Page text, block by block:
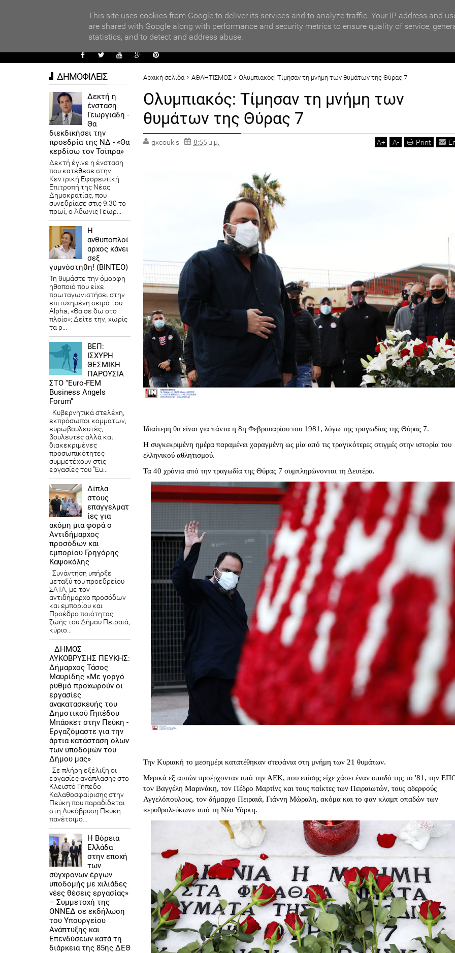
ΑΥΤΟΔΙΟΙΚΗΣΗ
Αρχική σελίδα ΑΘΛΗΤΙΣΜΟΣ Ολυμπιακός: Τίμησαν τη μνήμη των θυμάτων της Θύρας 7
Ολυμπιακός: Τίμησαν τη μνήμη των
θυμάτων της Θύρας 7
gxcoukis 8:55 μ.μ. A+ A- Print
Ιδιαίτερη θα είναι για πάντα η 8η Φεβρουαρίου του 1981, λόγω της τραγωδίας της Θύρας 7.
Η συγκεκριμένη ημέρα παραμένει χαραγμένη ως μία από τις τραγικότερες στιγμές στην ιστορία του
ελληνικού αθλητισμού.
Τα 40 χρόνια από την τραγωδία της Θύρας 7 συμπληρώνονται τη Δευτέρα.
Την Κυριακή το μεσημέρι κατατέθηκαν στεφάνια στη μνήμη των 21 θυμάτων.
Μερικά εξ αυτών προέρχονταν από την ΑΕΚ, που επίσης είχε χάσει έναν οπαδό της το '81, την
τον Βαγγέλη Μαρινάκη, τον Πέδρο Μαρτίνς και τους παίκτες των Πειραιωτών, τους αδερφούς
Αγγελόπουλους, τον δήμαρχο Πειραιά, Γιάννη Μώραλη, ακόμα και το φαν κλαμπ οπαδών των
«ερυθρολεύκων» από τη Νέα Υόρκη.
ΔΗΜΟΦΙΛΕΙΣ
Δεκτή η
ένσταση
Γεωργιάδη -
Θα
διεκδικήσει την
προεδρία της ΝΔ - «Θα
κερδίσω τον Τσίπρα»
Δεκτή έγινε η ένσταση
που κατέθεσε στην
Κεντρική Εφορευτική
Επιτροπή της Νέας
Δημοκρατίας, που
συνεδρίασε στις 9.30 το
πρωί, ο Άδωνις Γεωρ...
Η
ανθυποπλοί
αρχος κάνει
σεξ
γυμνόστηθη! (ΒΙΝΤΕΟ)
Τη θυμάστε την όμορφη
ηθοποιό που είχε
πρωταγωνιστήσει στην
επιτυχημένη σειρά του
Alpha, «Θα σε δω στο
πλοίο»; Δείτε την, χωρίς
τα ρ...
ΒΕΠ:
ΙΣΧΥΡΗ
ΘΕΣΜΙΚΗ
ΠΑΡΟΥΣΙΑ
ΣΤΟ “Euro-FEM
Business Angels
Forum”
Κυβερνητικά στελέχη,
εκπρόσωποι κομμάτων,
ευρωβουλευτές,
βουλευτές αλλά και
διακεκριμένες
προσωπικότητες
συμμετέχουν στις
εργασίες του “Eu...
Δίπλα
στους
επαγγελματ
ίες για
ακόμη μια φορά ο
Αντιδήμαρχος
προσόδων και
εμπορίου Γρηγόρης
Καψοκόλης
Συνάντηση υπήρξε
μεταξύ του προεδρείου
ΣΑΤΑ, με τον
αντιδήμαρχο προσόδων
και εμπορίου και
Προέδρο ποιότητας
ζωής του Δήμου Πειραιά,
κύριο...
ΔΗΜΟΣ
ΛΥΚΟΒΡΥΣΗΣ ΠΕΥΚΗΣ:
Δήμαρχος Τάσος
Μαυρίδης «Με γοργό
ρυθμό προχωρούν οι
εργασίες
ανακατασκευής του
Δημοτικού Γηπέδου
Μπάσκετ στην Πεύκη -
Εργαζόμαστε για την
άρτια κατάσταση όλων
των υποδομών του
Δήμου μας»
Σε πλήρη εξέλιξη οι
εργασίες ανάπλασης στο
Κλειστό Γήπεδο
Καλαθοσφαίρισης στην
Πεύκη που παραδίδεται
στη Λυκόβρυση Πεύκη
πανέτοιμο...
Η Βόρεια
Ελλάδα
στην εποχή
των
σύγχρονων έργων
υποδομής με χιλιάδες
νέες θέσεις εργασίας»
– Συμμετοχή της
ΟΝΝΕΔ σε εκδήλωση
του Υπουργείου
Ανάπτυξης και
Επενδύσεων κατά τη
διάρκεια της 85ης ΔΕΘ
This site uses cookies from Google to deliver its services and to analyze traffic. Your IP address and
are shared with Google along with performance and security metrics to ensure quality of service,
statistics, and to detect and address abuse.